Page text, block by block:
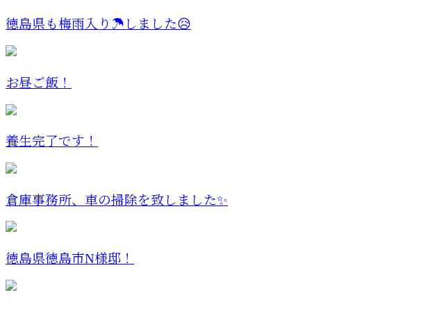
徳島県も梅雨入り☂️しました😥
お昼ご飯！
養生完了です！
倉庫事務所、車の掃除を致しました✨
徳島県徳島市N様邸！